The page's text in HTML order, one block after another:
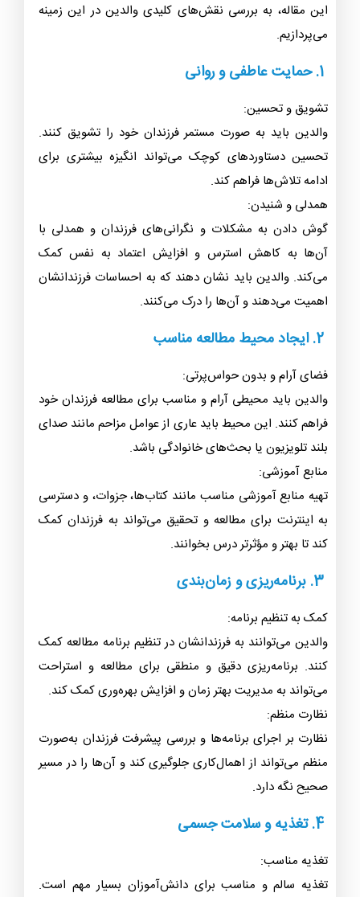
این مقاله، به بررسی نقش‌های کلیدی والدین در این زمینه
می‌پردازیم.
تشویق و تحسین:
والدین باید به صورت مستمر فرزندان خود را تشویق کنند.
تحسین دستاوردهای کوچک می‌تواند انگیزه بیشتری برای
ادامه تلاش‌ها فراهم کند.
همدلی و شنیدن:
گوش دادن به مشکلات و نگرانی‌های فرزندان و همدلی با
آن‌ها به کاهش استرس و افزایش اعتماد به نفس کمک
می‌کند. والدین باید نشان دهند که به احساسات فرزندانشان
اهمیت می‌دهند و آن‌ها را درک می‌کنند.
فضای آرام و بدون حواس‌پرتی:
والدین باید محیطی آرام و مناسب برای مطالعه فرزندان خود
فراهم کنند. این محیط باید عاری از عوامل مزاحم مانند صدای
بلند تلویزیون یا بحث‌های خانوادگی باشد.
منابع آموزشی:
تهیه منابع آموزشی مناسب مانند کتاب‌ها، جزوات، و دسترسی
به اینترنت برای مطالعه و تحقیق می‌تواند به فرزندان کمک
کند تا بهتر و مؤثرتر درس بخوانند.
کمک به تنظیم برنامه:
والدین می‌توانند به فرزندانشان در تنظیم برنامه مطالعه کمک
کنند. برنامه‌ریزی دقیق و منطقی برای مطالعه و استراحت
می‌تواند به مدیریت بهتر زمان و افزایش بهره‌وری کمک کند.
نظارت منظم:
نظارت بر اجرای برنامه‌ها و بررسی پیشرفت فرزندان به‌صورت
منظم می‌تواند از اهمال‌کاری جلوگیری کند و آن‌ها را در مسیر
صحیح نگه دارد.
تغذیه مناسب:
تغذیه سالم و مناسب برای دانش‌آموزان بسیار مهم است.